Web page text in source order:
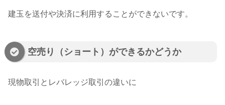
建玉を送付や決済に利用することができないです。
空売り（ショート）ができるかどうか
現物取引とレバレッジ取引の違いに